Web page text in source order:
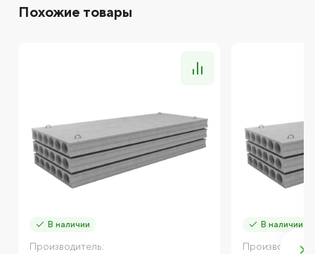
Похожие товары
В наличии
Производитель:
В наличии